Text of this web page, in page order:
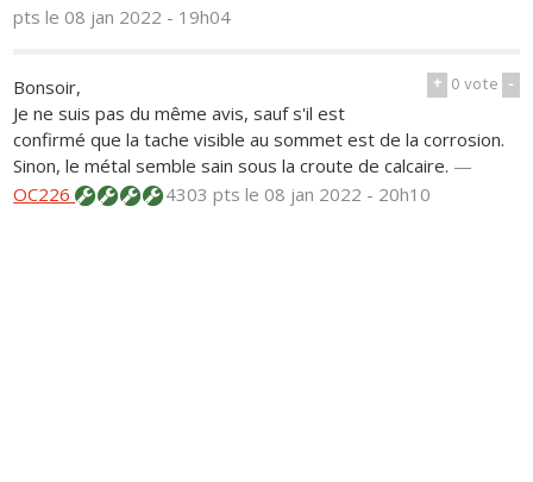
ptsle 08 jan 2022 - 19h04
+ 0vote -
Bonsoir,
Je ne suis pas du même avis, sauf s'il est
confirmé que la tache visible au sommet est de la corrosion.
Sinon, le métal semble sain sous la croute de calcaire. —
OC226
4303 ptsle 08 jan 2022 - 20h10